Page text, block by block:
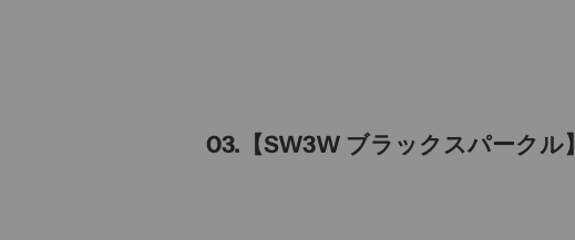
03.【SW3W ブラックスパークル】